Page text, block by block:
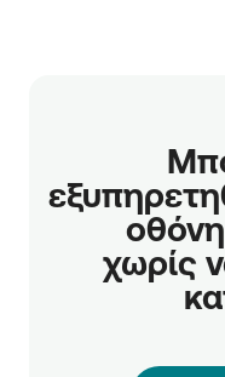
χωρίς